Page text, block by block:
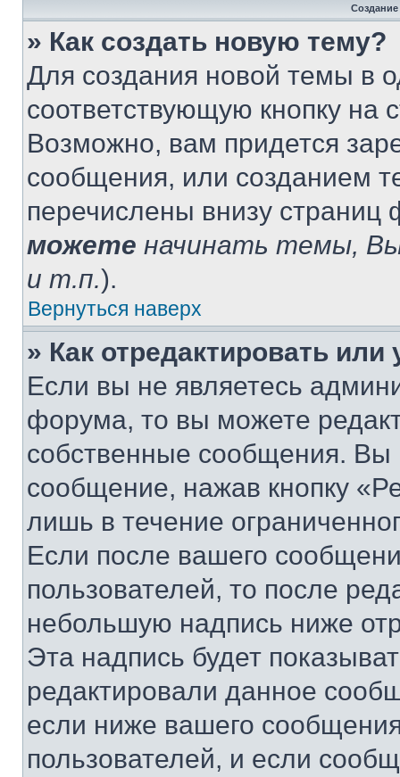
» Как создать новую тему?
Для создания новой темы в
соответствующую кнопку
Возможно, вам придется
сообщения, или созданием
перечислены внизу
можете начинать темы,
и т.п.).
Вернуться наверх
» Как отредактировать
Если вы не являетесь
форума, то вы можете
собственные сообщения. Вы
сообщение, нажав кнопку
лишь в течение
Если после вашего
пользователей, то после
небольшую надпись ниже
Эта надпись будет
редактировали данное
если ниже вашего
пользователей, и если